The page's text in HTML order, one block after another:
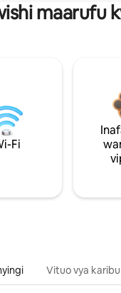
maarufu
Fi
Vituo vya karibu